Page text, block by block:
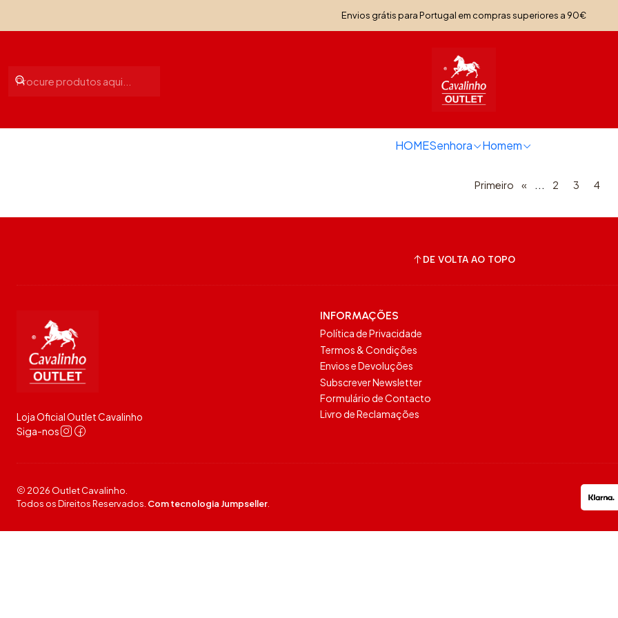
HOMESenhora Homem
Envios grátis para Portugal em compras superiores a 90€
Início Senhora Acessórios Senhora
Acessórios Senhora
Primeiro « ... 2 3 4
DE VOLTA AO TOPO
Loja Oficial Outlet Cavalinho
Siga-nos
INFORMAÇÕES
Política de Privacidade
Termos & Condições
Envios e Devoluções
Subscrever Newsletter
Formulário de Contacto
Livro de Reclamações
2026 Outlet Cavalinho.
Todos os Direitos Reservados. Com tecnologia Jumpseller